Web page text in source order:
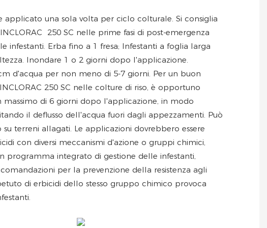
applicato una sola volta per ciclo colturale. Si consiglia
250 SC nelle prime fasi di post-emergenza
infestanti. Erba fino a 1 fresa; Infestanti a foglia larga
Inondare 1 o 2 giorni dopo l'applicazione.
d'acqua per non meno di 5-7 giorni. Per un buon
250 SC nelle colture di riso, è opportuno
di 6 giorni dopo l'applicazione, in modo
il deflusso dell'acqua fuori dagli appezzamenti. Può
su terreni allagati. Le applicazioni dovrebbero essere
con diversi meccanismi d'azione o gruppi chimici,
programma integrato di gestione delle infestanti,
per la prevenzione della resistenza agli
di erbicidi dello stesso gruppo chimico provoca